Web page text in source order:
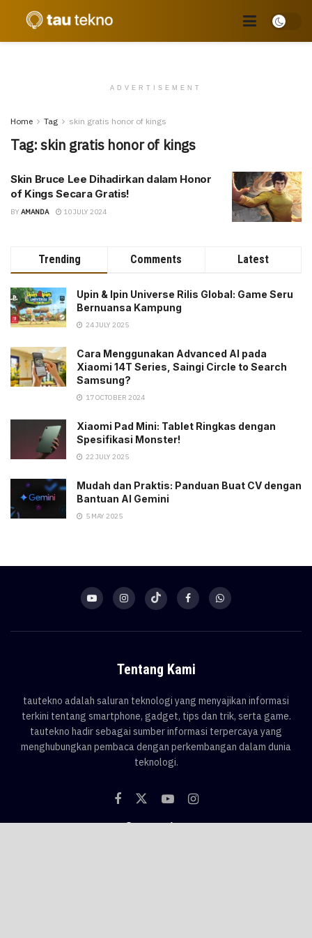
ADVERTISEMENT
Home Tag skin gratis honor of kings
Tag:skin gratis honor of kings
Skin Bruce Lee Dihadirkan dalam Honor
of Kings Secara Gratis!
BY AMANDA 10 JULY 2024
Trending Comments Latest
Upin & Ipin Universe Rilis Global: Game Seru
Bernuansa Kampung
24 JULY 2025
Cara Menggunakan Advanced AI pada
Xiaomi 14T Series, Saingi Circle to Search
Samsung?
17 OCTOBER 2024
Xiaomi Pad Mini: Tablet Ringkas dengan
Spesifikasi Monster!
22 JULY 2025
Mudah dan Praktis: Panduan Buat CV dengan
Bantuan AI Gemini
5 MAY 2025
Tentang Kami
tautekno adalah saluran teknologi yang menyajikan informasi
terkini tentang smartphone, gadget, tips dan trik, serta game.
tautekno hadir sebagai sumber informasi terpercaya yang
menghubungkan pembaca dengan perkembangan dalam dunia
teknologi.
Categories